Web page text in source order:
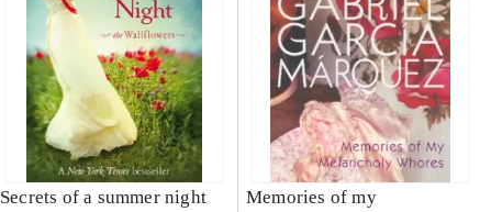
Secrets of a summer night
Memories of my